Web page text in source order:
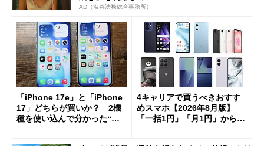
AD（渋谷法務総合事務所）
「iPhone 17e」と「iPhone
17」どちらが買いか？ 2機
種を使い込んで分かった“ス
4キャリアで買うべきおすす
めスマホ【2026年8月版】
「一括1円」「月1円」からお